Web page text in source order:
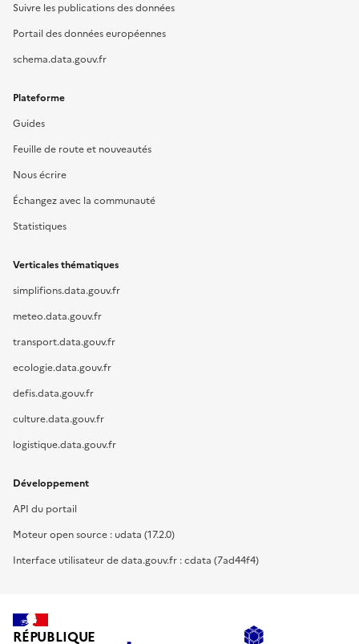
Suivre les publications des données
Portail des données européennes
schema.data.gouv.fr
Plateforme
Guides
Feuille de route et nouveautés
Nous écrire
Échangez avec la communauté
Statistiques
Verticales thématiques
simplifions.data.gouv.fr
meteo.data.gouv.fr
transport.data.gouv.fr
ecologie.data.gouv.fr
defis.data.gouv.fr
culture.data.gouv.fr
logistique.data.gouv.fr
Développement
API du portail
Moteur open source : udata (17.2.0)
Interface utilisateur de data.gouv.fr : cdata (7ad44f4)
RÉPUBLIQUE